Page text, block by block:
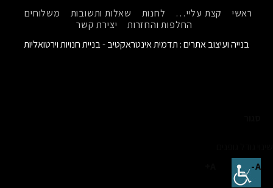
ראשי קצת עליי… לחנות שאלות ותשובות
משלוחים
החלפות והחזרות
יצירת קשר
בנייה ועיצוב אתרים : תדמית אינטראקטיב - בניית חנויות וירטואליות
A-